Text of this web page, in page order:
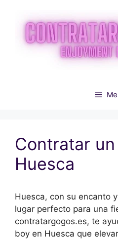
contenido
Contratar
Huesca
Huesca, con su encanto
lugar perfecto para una
contratargogos.es, te
boy en Huesca que